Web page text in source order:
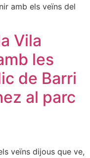
amb els veïns del
Vila
les
de Barri
al parc
veïns dijous que ve,